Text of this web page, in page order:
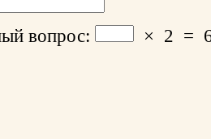
вопрос: × 2 =